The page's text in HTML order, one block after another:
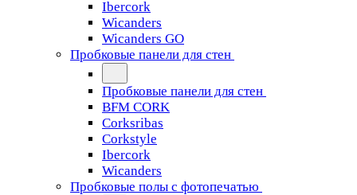
Ibercork
Wicanders
Wicanders GO
Пробковые панели для стен
Пробковые панели для стен
BFM CORK
Corksribas
Corkstyle
Ibercork
Wicanders
Пробковые полы с фотопечатью